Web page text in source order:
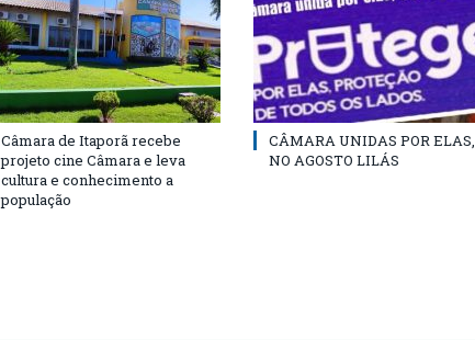
Câmara de Itaporã recebe
projeto cine Câmara e leva
cultura e conhecimento a
população
CÂMARA UNIDAS POR ELAS,
NO AGOSTO LILÁS